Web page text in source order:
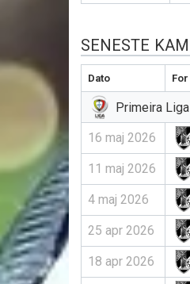
SENESTE
Dato For
Primeira Liga
16 maj 2026
11 maj 2026
4 maj 2026
25 apr 2026
18 apr 2026